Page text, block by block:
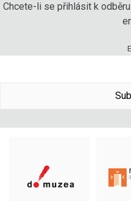
Chcete-li se přihlásit k